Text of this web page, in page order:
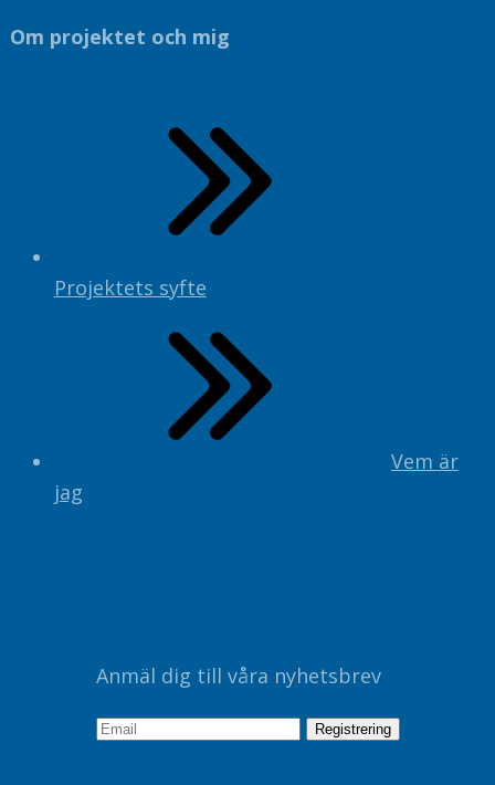
Om projektet och mig
Projektets syfte
Vem är
jag
Anmäl dig till våra nyhetsbrev